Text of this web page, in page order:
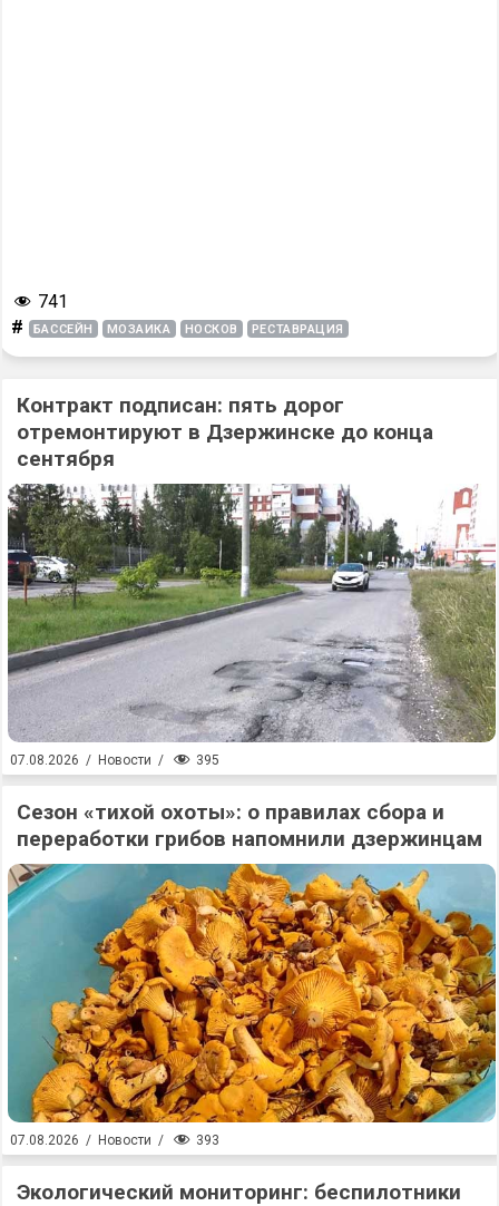
741
# БАССЕЙН МОЗАИКА НОСКОВ РЕСТАВРАЦИЯ
Контракт подписан: пять дорог
отремонтируют в Дзержинске до конца
сентября
07.08.2026 / Новости / 395
Сезон «тихой охоты»: о правилах сбора и
переработки грибов напомнили дзержинцам
07.08.2026 / Новости / 393
Экологический мониторинг: беспилотники